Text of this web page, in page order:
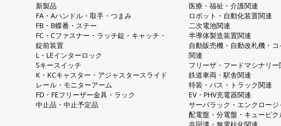
新製品
FA・Aハンドル・取手・つまみ
FB・B蝶番・ステー
FC・Cファスナー・ラッチ錠・キャッチ・
錠前装置
L・LEインターロック
Sキースイッチ
K・KCキャスター・アジャスタースライド
レール・モニターアーム
FD・FEフリーザー金具・ラック
中止品・中止予定品
医療・福祉・介護関連
ロボット・自動化装置関連
二次電池関連
半導体製造装置関連
自動販売機・自動改札機・
関連
フリーザ・フードマシナリー
鉄道車両・駅舎関連
特装・バス・トラック関連
EV・PHV充電器関連
サーバラック・エンクロージ
配電盤・分電盤・キュービク